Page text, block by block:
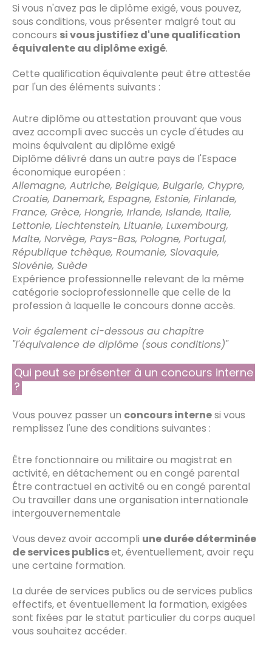
Si vous n'avez pas le diplôme exigé, vous pouvez,
sous conditions, vous présenter malgré tout au
concours si vous justifiez d'une qualification
équivalente au diplôme exigé.
Cette qualification équivalente peut être attestée
par l'un des éléments suivants :
Autre diplôme ou attestation prouvant que vous
avez accompli avec succès un cycle d'études au
moins équivalent au diplôme exigé
Diplôme délivré dans un autre pays de l'Espace
économique européen :
Allemagne, Autriche, Belgique, Bulgarie, Chypre,
Croatie, Danemark, Espagne, Estonie, Finlande,
France, Grèce, Hongrie, Irlande, Islande, Italie,
Lettonie, Liechtenstein, Lituanie, Luxembourg,
Malte, Norvège, Pays-Bas, Pologne, Portugal,
République tchèque, Roumanie, Slovaquie,
Slovénie, Suède
Expérience professionnelle relevant de la même
catégorie socioprofessionnelle que celle de la
profession à laquelle le concours donne accès.
Voir également ci-dessous au chapitre
"l'équivalence de diplôme (sous conditions)"
Qui peut se présenter à un concours interne
?
Vous pouvez passer un concours internesi vous
remplissez l'une des conditions suivantes :
Être fonctionnaire ou militaire ou magistrat en
activité, en détachement ou en congé parental
Être contractuel en activité ou en congé parental
Ou travailler dans une organisation internationale
intergouvernementale
Vous devez avoir accompli une durée déterminée
de services publicset, éventuellement, avoir reçu
une certaine formation.
La durée de services publics ou de services publics
effectifs, et éventuellement la formation, exigées
sont fixées par le statut particulier du corps auquel
vous souhaitez accéder.